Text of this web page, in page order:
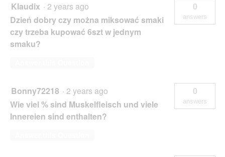
Klaudix · 2 years ago
Dzień dobry czy można miksować smaki
czy trzeba kupować 6szt w jednym
smaku?
0
answers
Bonny72218 · 2 years ago
Wie viel % sind Muskelfleisch und viele
Innereien sind enthalten?
0
answers